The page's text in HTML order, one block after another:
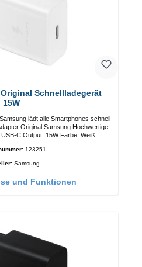
Schnellladegerät
15W
lädt alle Smartphones schnell
USB-C Output: 15W Farbe: Weiß
123251
Samsung
und Funktionen